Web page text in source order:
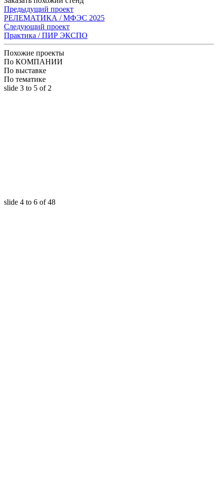
Предыдущий проект
РЕЛЕМАТИКА / МФЭС 2025
Следующий проект
Практика / ПИР ЭКСПО
Похожие проекты
По КОМПАНИИ
По выставке
По тематике
slide 3 to 5 of 2
slide 4 to 6 of 48